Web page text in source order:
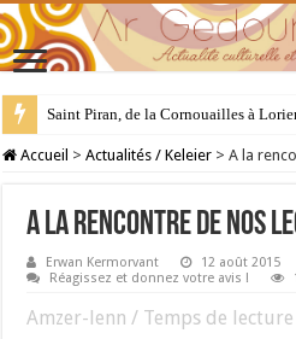
Saint Piran, de la Cornouailles à
28 juillet : Saint Samson de Dol, père
Accueil > Actualités / Keleier > A la
A la rencontre de nos
Erwan Kermorvant
12 août 2015
Réagissez et donnez votre avis !
Amzer-lenn / Temps de lecture